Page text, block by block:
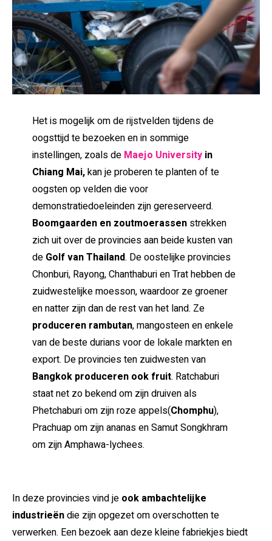
Het is mogelijk om de rijstvelden tijdens de
oogsttijd te bezoeken en in sommige
instellingen, zoals de Maejo Universityin
Chiang Mai,kan je proberen te planten of te
oogsten op velden die voor
demonstratiedoeleinden zijn gereserveerd.
Boomgaarden en zoutmoerassen strekken
zich uit over de provincies aan beide kusten van
de Golf van Thailand. De oostelijke provincies
Chonburi, Rayong, Chanthaburi en Trat hebben de
zuidwestelijke moesson, waardoor ze groener
en natter zijn dan de rest van het land. Ze
produceren rambutan, mangosteen en enkele
van de beste durians voor de lokale markten en
export. De provincies ten zuidwesten van
Bangkok produceren ook fruit. Ratchaburi
staat net zo bekend om zijn druiven als
Phetchaburi om zijn roze appels(Chomphu),
Prachuap om zijn ananas en Samut Songkhram
om zijn Amphawa-lychees.
In deze provincies vind je ook ambachtelijke
industrieëndie zijn opgezet om overschotten te
verwerken. Een bezoek aan deze kleine fabriekjes biedt